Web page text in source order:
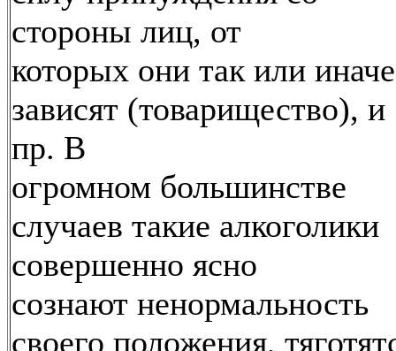
стороны лиц, от
которых они так или иначе
зависят (товарищество), и
пр. В
огромном большинстве
случаев такие алкоголики
совершенно ясно
сознают ненормальность
своего положения,